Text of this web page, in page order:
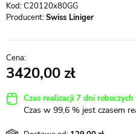
C20120x80GG
Producent:Swiss Liniger
3420,00
Czas realizacji 7 dni roboczych
Czas w 99,6 % jest czasem